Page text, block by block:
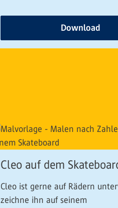
Download
Cleo auf dem
Cleo ist gerne auf Rädern
zeichne ihn auf seinem